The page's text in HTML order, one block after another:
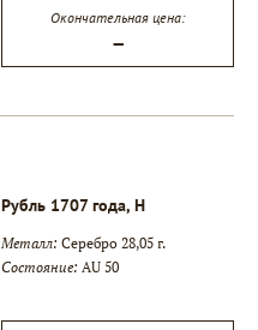
Окончательная цена:
—
Рубль 1707 года, H
Металл: Серебро 28,05 г.
Состояние: AU 50